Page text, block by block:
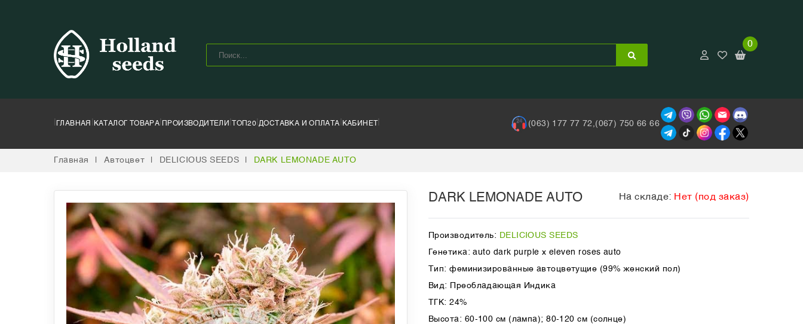
0
ГЛАВНАЯ КАТАЛОГ ТОВАРА ПРОИЗВОДИТЕЛИ | ТОП20 |ДОСТАВКА И ОПЛАТА КАБИНЕТ | (063) 177 77 72, (067) 750 66 66
Главная Автоцвет DELICIOUS SEEDS DARK LEMONADE AUTO
DARK LEMONADE AUTO На складе: Нет (под заказ)
Производитель: DELICIOUS SEEDS
Генетика: auto dark purple x eleven roses auto
Тип: феминизированные автоцветущие (99% женский пол)
Вид: Преобладающая Индика
ТГК: 24%
Высота: 60-100 см (лампа); 80-120 см (солнце)